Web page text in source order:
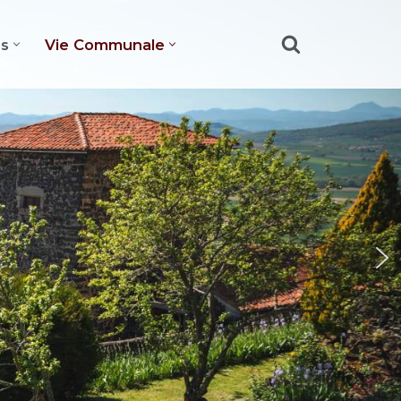
Vie Communale